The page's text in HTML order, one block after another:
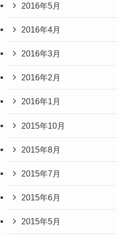
2016年5月
2016年4月
2016年3月
2016年2月
2016年1月
2015年10月
2015年8月
2015年7月
2015年6月
2015年5月